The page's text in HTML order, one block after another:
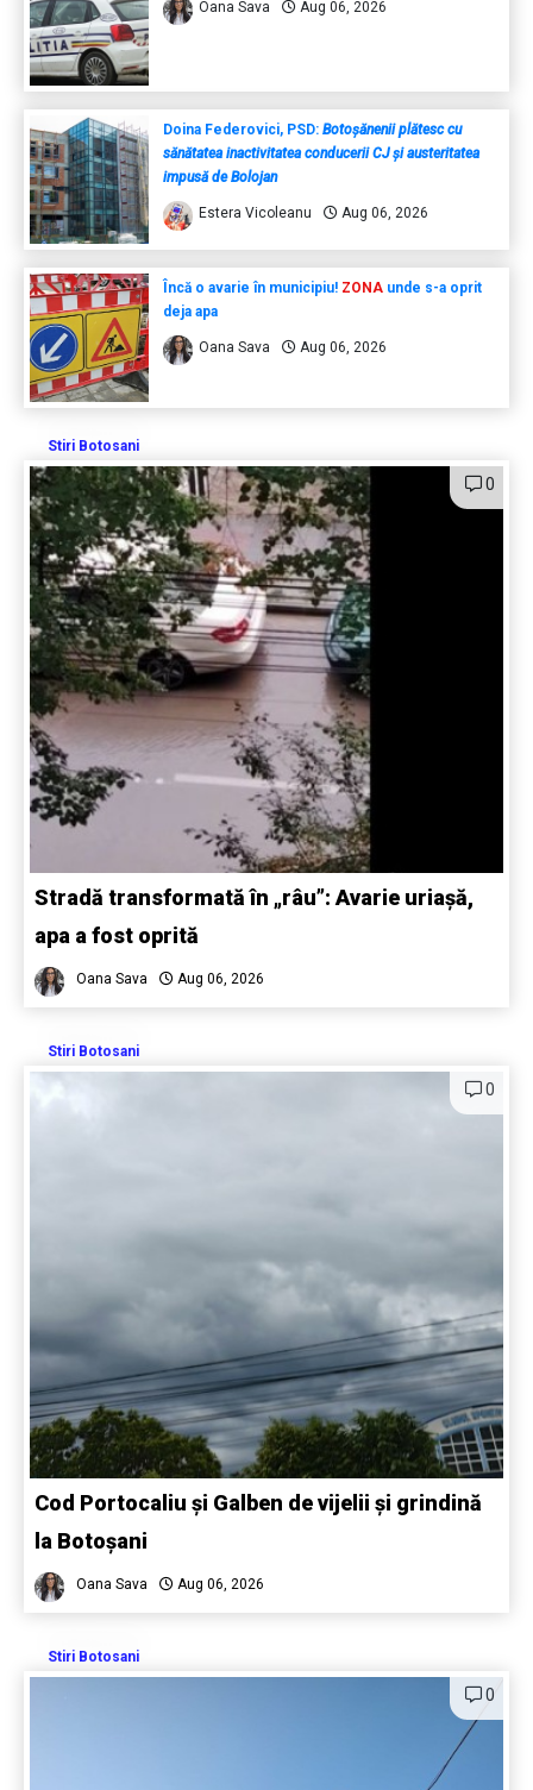
Oana Sava Aug 06, 2026
Doina Federovici, PSD: Botoșănenii plătesc cu
sănătatea inactivitatea conducerii CJ și austeritatea
impusă de Bolojan
Estera Vicoleanu Aug 06, 2026
Încă o avarie în municipiu!ZONA unde s-a oprit
deja apa
Oana Sava Aug 06, 2026
Stiri Botosani
0
Stradă transformată în „râu”: Avarie uriașă,
apa a fost oprită
Oana Sava Aug 06, 2026
Stiri Botosani
0
Cod Portocaliu și Galben de vijelii și grindină
la Botoșani
Oana Sava Aug 06, 2026
Stiri Botosani
0